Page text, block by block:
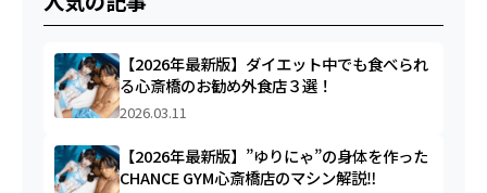
【2026年最新版】ダイエット中でも食べられ
る心斎橋のお勧め外食店３選！
2026.03.11
【2026年最新版】”ゆりにゃ”の身体を作った
CHANCE GYM心斎橋店のマシン解説‼︎